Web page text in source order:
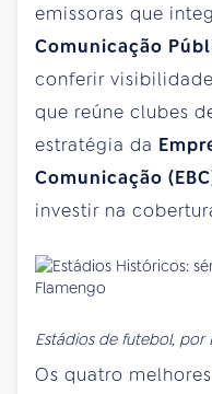
emissoras que
Comunicação
conferir
que reúne clubes
estratégia da
Comunicação
investir na
Estádios de futebol, por
Os quatro